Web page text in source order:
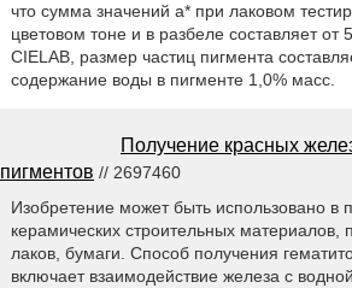
что сумма значений а* при лаковом
цветовом тоне и в разбеле составляет от
CIELAB, размер частиц пигмента
содержание воды в пигменте 1,0% масс.
Получение красных
пигментов // 2697460
Изобретение может быть использовано в
керамических строительных материалов,
лаков, бумаги. Способ получения
включает взаимодействие железа с